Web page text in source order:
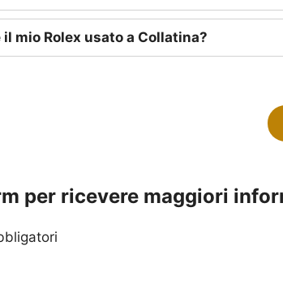
il mio Rolex usato a Collatina?
per ricevere maggiori